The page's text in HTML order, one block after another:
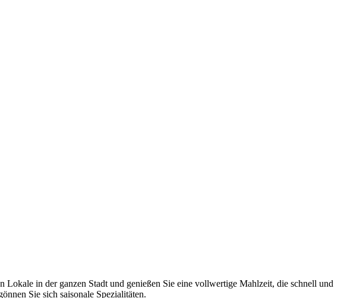
in der ganzen Stadt und genießen Sie eine vollwertige Mahlzeit, die schnell und
Sie sich saisonale Spezialitäten.